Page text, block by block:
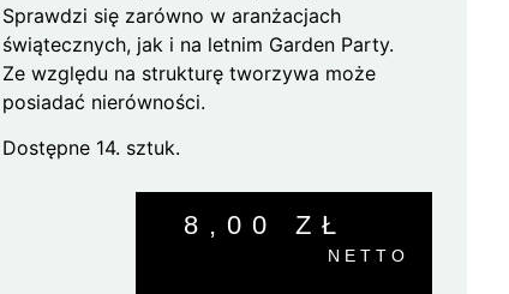
Sprawdzi się zarówno w aranżacjach
świątecznych, jak i na letnim Garden Party.
Ze względu na strukturę tworzywa może
posiadać nierówności.
Dostępne 14. sztuk.
8,00 ZŁ
NETTO